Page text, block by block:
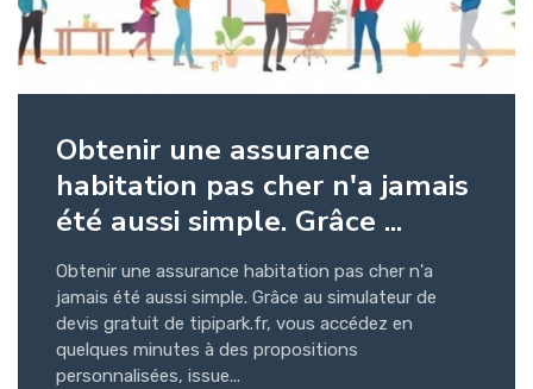
Obtenir une assurance
habitation pas cher n'a jamais
été aussi simple. Grâce ...
Obtenir une assurance habitation pas cher n'a
jamais été aussi simple. Grâce au simulateur de
devis gratuit de tipipark.fr, vous accédez en
quelques minutes à des propositions
personnalisées, issue...